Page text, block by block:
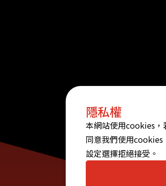
隱私權
本網站使用cookies，
同意我們使用cookies
設定選擇拒絕接受。